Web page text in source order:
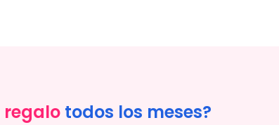
regalo todos los meses?